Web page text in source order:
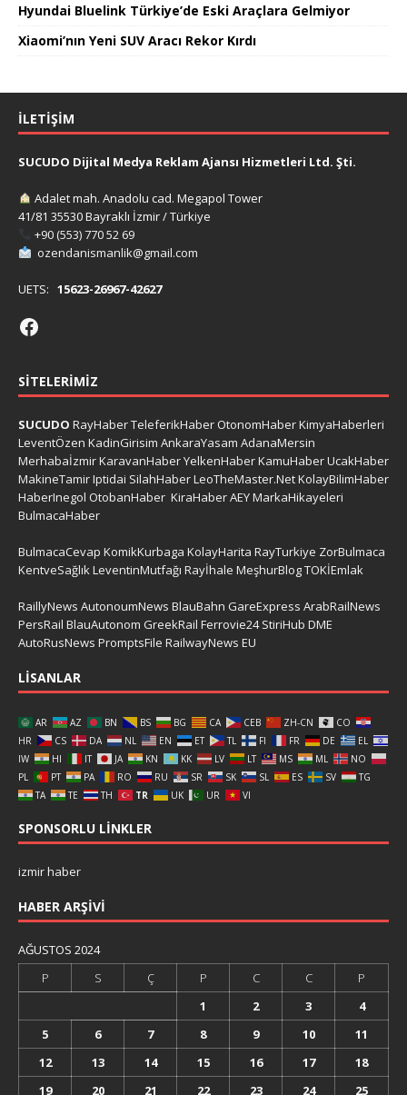
Hyundai Bluelink Türkiye’de Eski Araçlara Gelmiyor
Xiaomi’nın Yeni SUV Aracı Rekor Kırdı
İLETIŞIM
SUCUDO Dijital Medya Reklam Ajansı Hizmetleri Ltd. Şti.
Adalet mah. Anadolu cad. Megapol Tower
41/81 35530 Bayraklı İzmir / Türkiye
+90 (553) 770 52 69
ozendanismanlik@gmail.com
UETS: 15623-26967-42627
SITELERIMIZ
SUCUDO RayHaberTeleferikHaber OtonomHaberKimyaHaberleri
LeventÖzen KadinGirisim AnkaraYasam AdanaMersin
MerhabaİzmirKaravanHaberYelkenHaberKamuHaberUcakHaber
MakineTamirIptidai SilahHaberLeoTheMaster.NetKolayBilimHaber
HaberInegol OtobanHaber KiraHaberAEYMarkaHikayeleri
BulmacaHaber
BulmacaCevap KomikKurbaga KolayHarita RayTurkiye ZorBulmaca
KentveSağlıkLeventinMutfağı Rayİhale MeşhurBlogTOKİEmlak
RaillyNews AutonoumNews BlauBahn GareExpress ArabRailNews
PersRail BlauAutonom GreekRail Ferrovie24 StiriHub DME
AutoRusNews PromptsFile RailwayNews EU
LISANLAR
AR AZ BN BS BG CA CEB ZH-CN
CO
HR
CS DA NL EN ET TL FI FR DE
EL
IW
HI IT JA KN KK LV LT MS ML
NO
PL
PT PA RO RU SR SK SL ES SV
TG
TA
TE TH TR UK UR VI
SPONSORLU LINKLER
izmir haber
HABER ARŞIVI
AĞUSTOS 2024
P
S Ç P C C
P
1
2 3
4
5
6 7 8 9 10
11
12
13 14 15 16 17
18
19
20 21 22 23 24 25